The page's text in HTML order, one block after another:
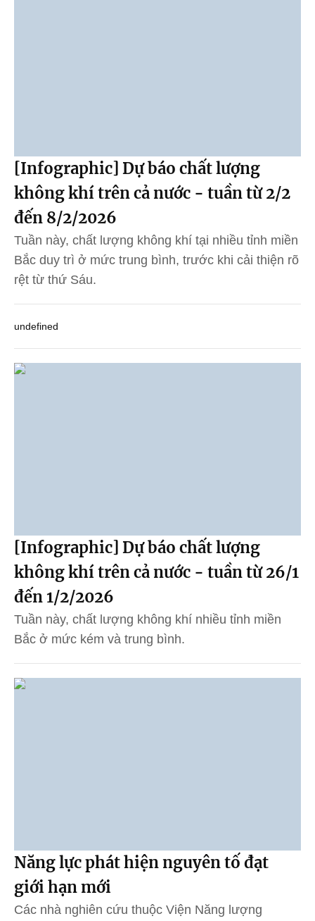
[Infographic] Dự báo chất lượng
không khí trên cả nước - tuần từ 2/2
đến 8/2/2026
Tuần này, chất lượng không khí tại nhiều tỉnh miền
Bắc duy trì ở mức trung bình, trước khi cải thiện rõ
rệt từ thứ Sáu.
undefined
[Infographic] Dự báo chất lượng
không khí trên cả nước - tuần từ 26/1
đến 1/2/2026
Tuần này, chất lượng không khí nhiều tỉnh miền
Bắc ở mức kém và trung bình.
Năng lực phát hiện nguyên tố đạt
giới hạn mới
Các nhà nghiên cứu thuộc Viện Năng lượng